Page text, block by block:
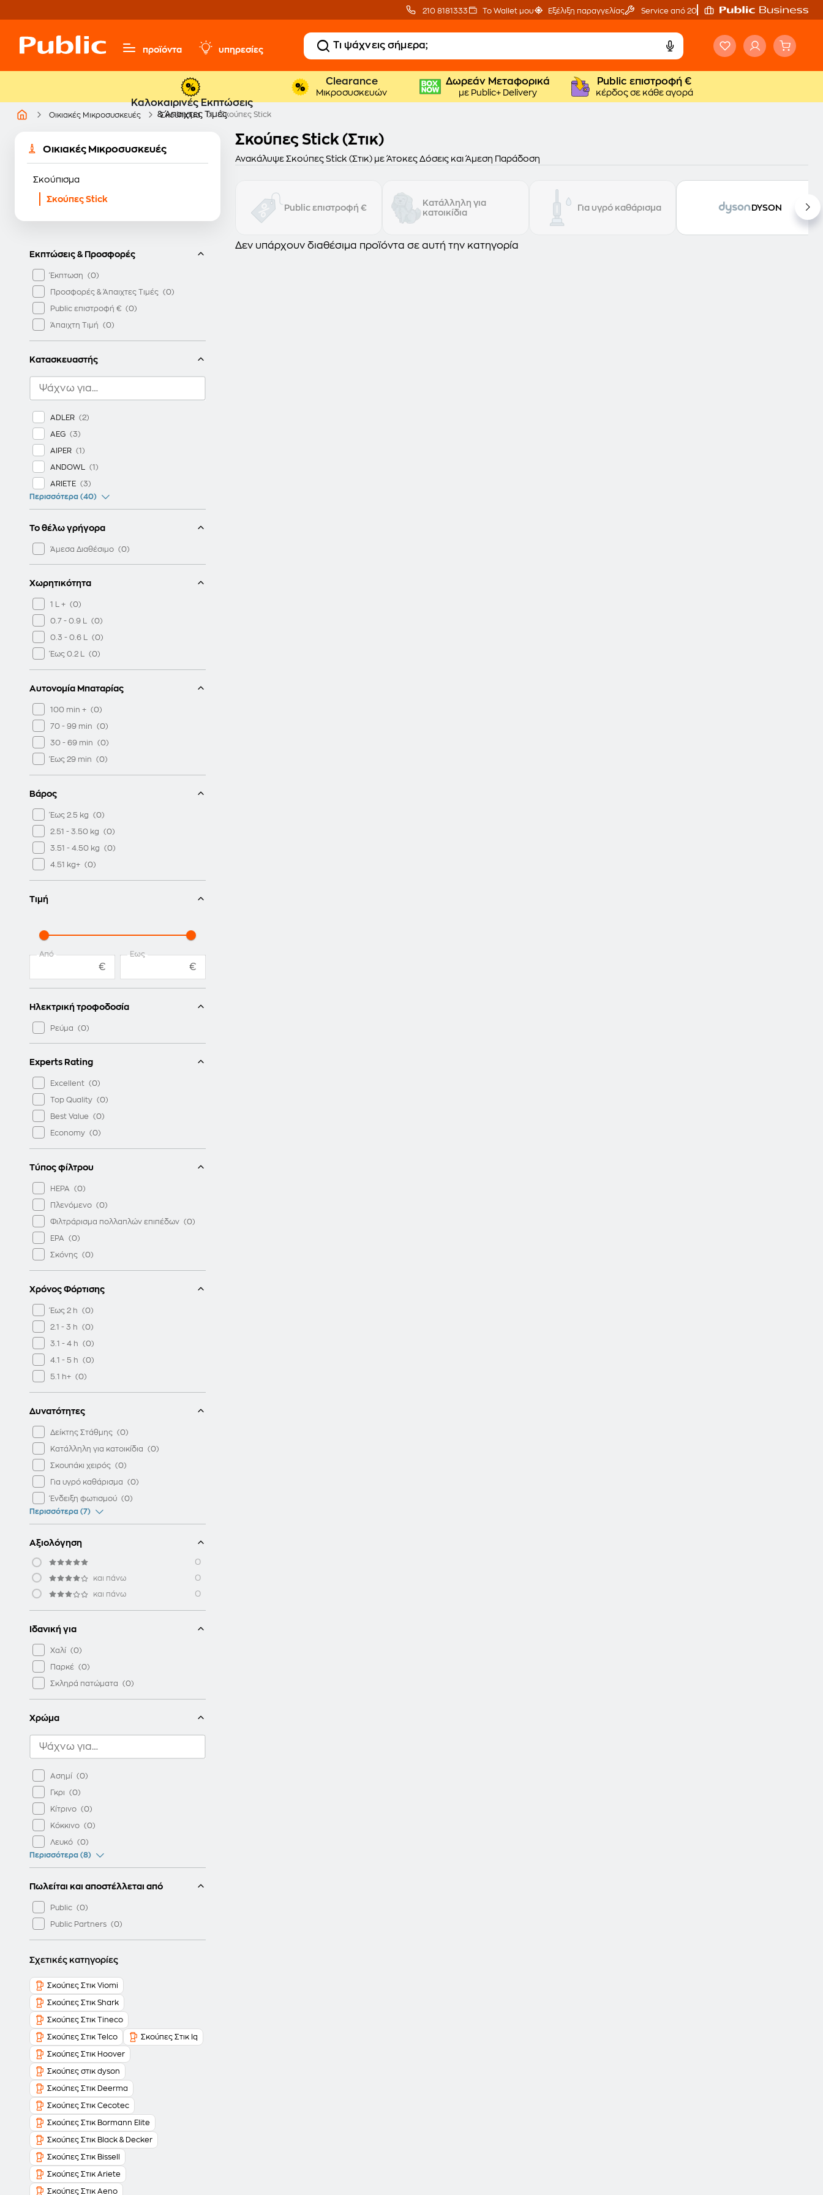
210 8181333 Το Wallet μου Εξέλιξη παραγγελίας Service από 20'
προϊόντα υπηρεσίες
Καλοκαιρινές Εκπτώσεις
& Άπαιχτες Τιμές
Clearance
Μικροσυσκευών
Δωρεάν Μεταφορικά
με Public+ Delivery
Public επιστροφή €
κέρδος σε κάθε αγορά
Οικιακές Μικροσυσκευές Σκούπισμα Σκούπες Stick
Οικιακές Μικροσυσκευές
Σκούπισμα
Σκούπες Stick
Εκπτώσεις & Προσφορές
Έκπτωση
Προσφορές & Άπαιχτες Τιμές
Public επιστροφή €
Άπαιχτη Τιμή
Κατασκευαστής
ADLER
AEG
AIPER
ANDOWL
ARIETE
Περισσότερα (40)
Το θέλω γρήγορα
Άμεσα Διαθέσιμο
Χωρητικότητα
1 L +
0.7 - 0.9 L
0.3 - 0.6 L
Έως 0.2 L
Αυτονομία Μπαταρίας
100 min +
70 - 99 min
30 - 69 min
Έως 29 min
Βάρος
Έως 2.5 kg
2.51 - 3.50 kg
3.51 - 4.50 kg
4.51 kg+
Τιμή
Από
€
Έως
€
Ηλεκτρική τροφοδοσία
Ρεύμα
Experts Rating
Excellent
Top Quality
Best Value
Economy
Τύπος φίλτρου
HEPA
Πλενόμενο
Φιλτράρισμα πολλαπλών επιπέδων
EPA
Σκόνης
Χρόνος Φόρτισης
Έως 2 h
2.1 - 3 h
3.1 - 4 h
4.1 - 5 h
5.1 h+
Δυνατότητες
Δείκτης Στάθμης
Κατάλληλη για κατοικίδια
Σκουπάκι χειρός
Για υγρό καθάρισμα
Ένδειξη φωτισμού
Περισσότερα (7)
Αξιολόγηση
0
και πάνω 0
και πάνω 0
Ιδανική για
Χαλί
Παρκέ
Σκληρά πατώματα
Χρώμα
Ασημί
Γκρι
Κίτρινο
Κόκκινο
Λευκό
Περισσότερα (8)
Πωλείται και αποστέλλεται από
Public
Public Partners
Σχετικές κατηγορίες
Σκούπες Στικ Viomi
Σκούπες Στικ Shark
Σκούπες Στικ Tineco
Σκούπες Στικ Telco Σκούπες Στικ Iq
Σκούπες Στικ Hoover
Σκούπες στικ dyson
Σκούπες Στικ Deerma
Σκούπες Στικ Cecotec
Σκούπες Στικ Bormann Elite
Σκούπες Στικ Black & Decker
Σκούπες Στικ Bissell
Σκούπες Στικ Ariete
Σκούπες Στικ Aeno
Σκούπες Stick (Στικ)
Ανακάλυψε Σκούπες Stick (Στικ) με Άτοκες Δόσεις και Άμεση Παράδοση
Public επιστροφή €
Κατάλληλη για
κατοικίδια
Για υγρό καθάρισμα DYSON
Δεν υπάρχουν διαθέσιμα προϊόντα σε αυτή την κατηγορία